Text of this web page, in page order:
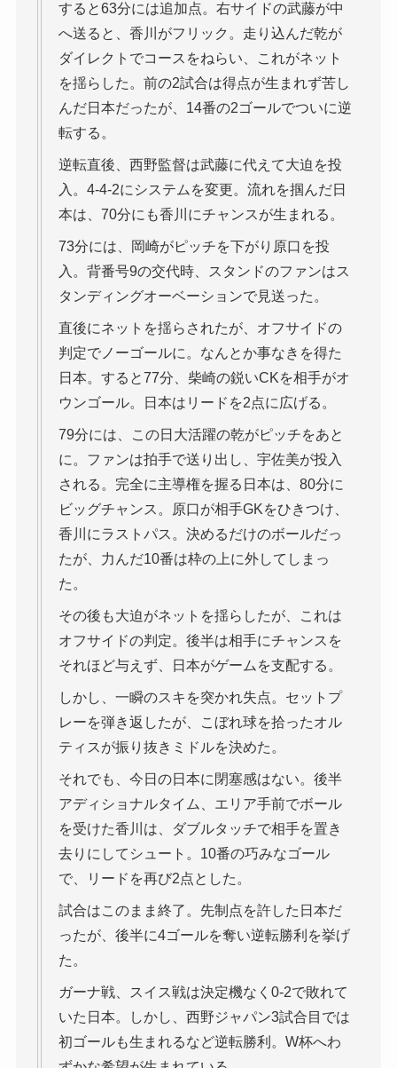
すると63分には追加点。右サイドの武藤が中
へ送ると、香川がフリック。走り込んだ乾が
ダイレクトでコースをねらい、これがネット
を揺らした。前の2試合は得点が生まれず苦し
んだ日本だったが、14番の2ゴールでついに逆
転する。
逆転直後、西野監督は武藤に代えて大迫を投
入。4-4-2にシステムを変更。流れを掴んだ日
本は、70分にも香川にチャンスが生まれる。
73分には、岡崎がピッチを下がり原口を投
入。背番号9の交代時、スタンドのファンはス
タンディングオーベーションで見送った。
直後にネットを揺らされたが、オフサイドの
判定でノーゴールに。なんとか事なきを得た
日本。すると77分、柴崎の鋭いCKを相手がオ
ウンゴール。日本はリードを2点に広げる。
79分には、この日大活躍の乾がピッチをあと
に。ファンは拍手で送り出し、宇佐美が投入
される。完全に主導権を握る日本は、80分に
ビッグチャンス。原口が相手GKをひきつけ、
香川にラストパス。決めるだけのボールだっ
たが、力んだ10番は枠の上に外してしまっ
た。
その後も大迫がネットを揺らしたが、これは
オフサイドの判定。後半は相手にチャンスを
それほど与えず、日本がゲームを支配する。
しかし、一瞬のスキを突かれ失点。セットプ
レーを弾き返したが、こぼれ球を拾ったオル
ティスが振り抜きミドルを決めた。
それでも、今日の日本に閉塞感はない。後半
アディショナルタイム、エリア手前でボール
を受けた香川は、ダブルタッチで相手を置き
去りにしてシュート。10番の巧みなゴール
で、リードを再び2点とした。
試合はこのまま終了。先制点を許した日本だ
ったが、後半に4ゴールを奪い逆転勝利を挙げ
た。
ガーナ戦、スイス戦は決定機なく0-2で敗れて
いた日本。しかし、西野ジャパン3試合目では
初ゴールも生まれるなど逆転勝利。W杯へわ